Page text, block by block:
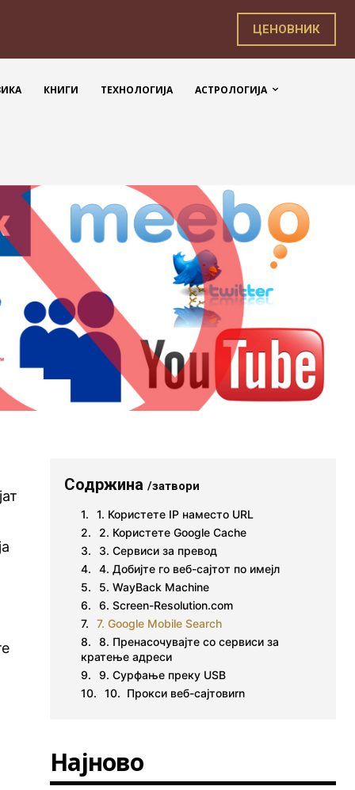
ЦЕНОВНИК
КНИГИ ТЕХНОЛОГИЈА АСТРОЛОГИЈА
Содржина/затвори
1. Користете IP наместо URL
2. Користете Google Cache
3. Сервиси за превод
4. Добијте го веб-сајтот по имејл
5. WayBack Machine
6. Screen-Resolution.com
7. Google Mobile Search
8. Пренасочувајте со сервиси за
кратење адреси
9. Сурфање преку USB
10. Прокси веб-сајтовиrn
Најново